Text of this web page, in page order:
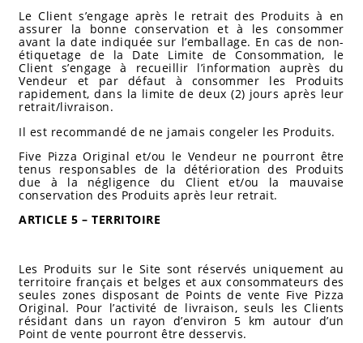
Le Client s’engage après le retrait des Produits à en
assurer la bonne conservation et à les consommer
avant la date indiquée sur l’emballage. En cas de non-
étiquetage de la Date Limite de Consommation, le
Client s’engage à recueillir l’information auprès du
Vendeur et par défaut à consommer les Produits
rapidement, dans la limite de deux (2) jours après leur
retrait/livraison.
Il est recommandé de ne jamais congeler les Produits.
Five Pizza Original et/ou le Vendeur ne pourront être
tenus responsables de la détérioration des Produits
due à la négligence du Client et/ou la mauvaise
conservation des Produits après leur retrait.
ARTICLE 5 – TERRITOIRE
Les Produits sur le Site sont réservés uniquement au
territoire français et belges et aux consommateurs des
seules zones disposant de Points de vente Five Pizza
Original. Pour l’activité de livraison, seuls les Clients
résidant dans un rayon d’environ 5 km autour d’un
Point de vente pourront être desservis.